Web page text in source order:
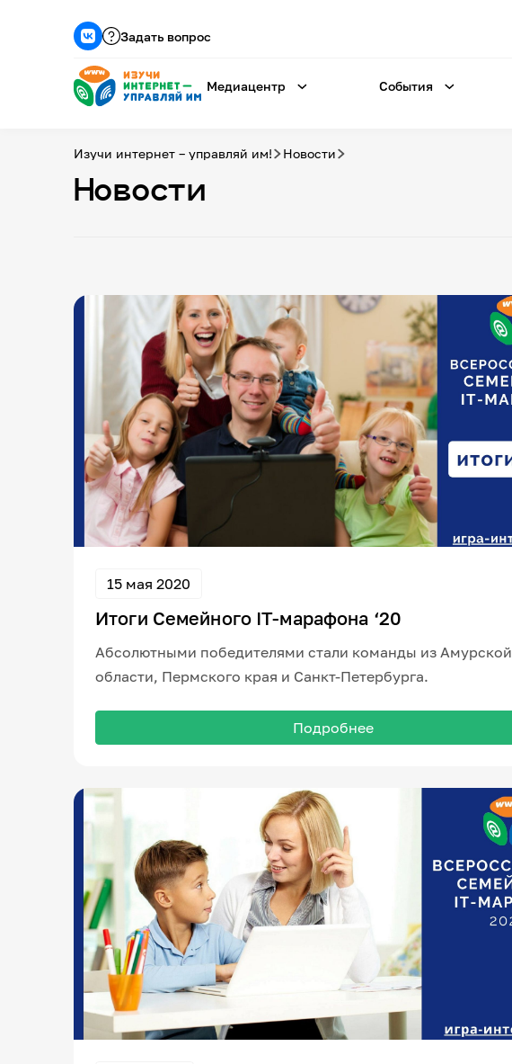
Задать вопрос
Медиацентр События
Изучи интернет – управляй им! Новости
Новости
15 мая 2020
Итоги Семейного IT-марафона ‘20
Абсолютными победителями стали команды из Амурской
области, Пермского края и Санкт-Петербурга.
Подробнее